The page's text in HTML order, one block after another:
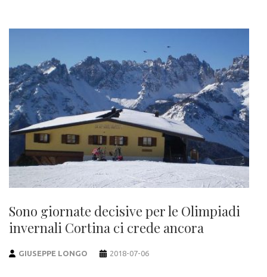
Sono giornate decisive per le Olimpiadi
invernali Cortina ci crede ancora
GIUSEPPE LONGO 2018-07-06